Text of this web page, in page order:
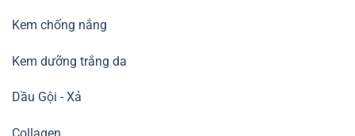
Kem chống nắng
Kem dưỡng trắng da
Dầu Gội - Xả